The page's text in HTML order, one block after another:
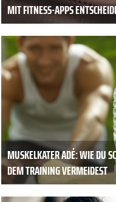
MIT FITNESS-APPS
MUSKELKATER ADÉ: WIE DU
DEM TRAINING VERMEIDEST